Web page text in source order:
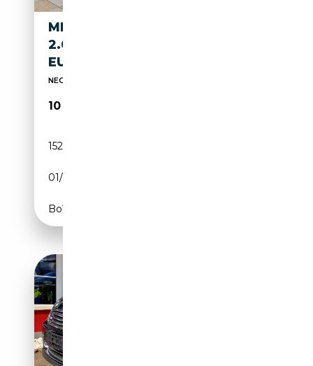
MINI COOPER SD COUPE
2.0CC 143CV JCW WORKS
EURO 5B
NEOPATENTATI
10 900€
152 000 km
01/2012
Boîte manuelle